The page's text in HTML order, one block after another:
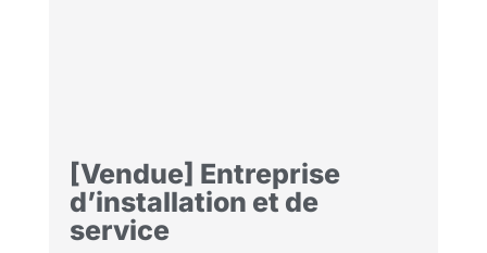
[Vendue] Entreprise
d’installation et de
service